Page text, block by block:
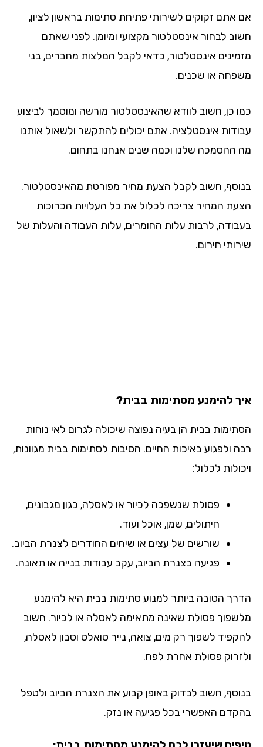
אתם זקוקים לשירותי פתיחת סתימות בראשון לציון,
לבחור אינסטלטור מקצועי ומיומן. לפני שאתם
אינסטלטור, כדאי לקבל המלצות מחברים, בני
או שכנים.
כן, חשוב לוודא שהאינסטלטור מורשה ומוסמך לביצוע
אינסטלציה. אתם יכולים להתקשר ולשאול אותנו
ההסמכה שלנו וכמה שנים אנחנו בתחום.
חשוב לקבל הצעת מחיר מפורטת מהאינסטלטור.
המחיר צריכה לכלול את כל העלויות הכרוכות
לרבות עלות החומרים, עלות העבודה והעלות של
חירום.
להימנע מסתימות בבית?
בבית הן בעיה נפוצה שיכולה לגרום לאי נוחות
ולפגוע באיכות החיים. הסיבות לסתימות בבית מגוונות,
לכלול:
פסולת שנשפכה לכיור או לאסלה, כגון מגבונים,
חיתולים, שמן, אוכל ועוד.
שורשים של עצים או שיחים החודרים לצנרת הביוב.
פגיעה בצנרת הביוב, עקב עבודות בנייה או תאונה.
הטובה ביותר למנוע סתימות בבית היא להימנע
פסולת שאינה מתאימה לאסלה או לכיור. חשוב
לשפוך רק מים, צואה, נייר טואלט וסבון לאסלה,
פסולת אחרת לפח.
חשוב לבדוק באופן קבוע את הצנרת הביוב ולטפל
האפשרי בכל פגיעה או נזק.